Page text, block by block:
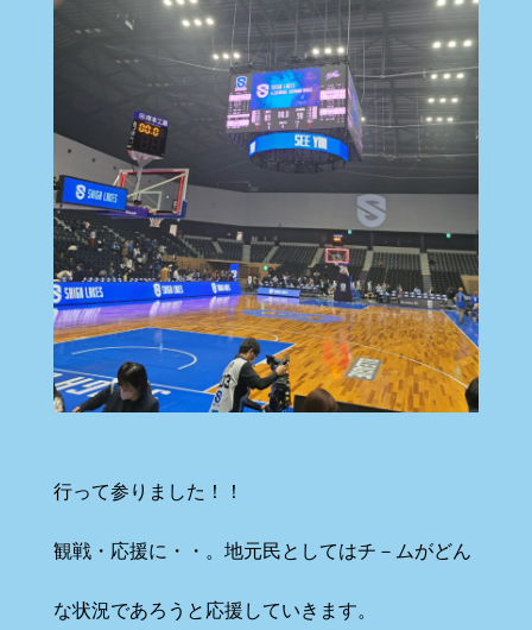
行って参りました！！
観戦・応援に・・。地元民としてはチ－ムがどん
な状況であろうと応援していきます。